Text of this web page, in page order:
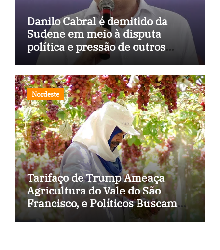
Danilo Cabral é demitido da
Sudene em meio à disputa
política e pressão de outros
estados
Nordeste
Tarifaço de Trump Ameaça
Agricultura do Vale do São
Francisco, e Políticos Buscam
Soluções